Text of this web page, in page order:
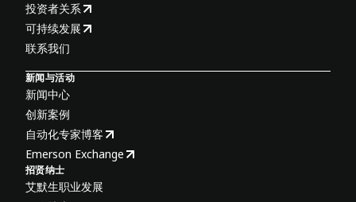
投资者关系
可持续发展
联系我们
新闻与活动
新闻中心
创新案例
自动化专家博客
Emerson Exchange
招贤纳士
艾默生职业发展